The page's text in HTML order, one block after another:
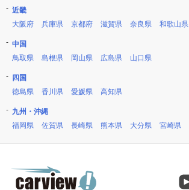
近畿
大阪府
兵庫県 京都府 滋賀県 奈良県 和歌山県
中国
鳥取県
島根県 岡山県 広島県 山口県
四国
徳島県
香川県 愛媛県 高知県
九州・沖縄
福岡県
佐賀県 長崎県 熊本県 大分県 宮崎県